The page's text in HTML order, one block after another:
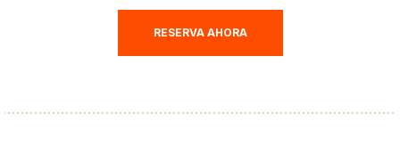
RESERVA AHORA